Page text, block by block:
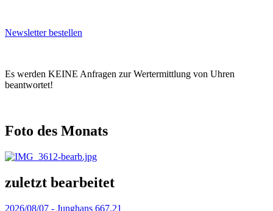
Newsletter bestellen
Es werden KEINE Anfragen zur Wertermittlung von Uhren
beantwortet!
Foto des Monats
zuletzt bearbeitet
2026/08/07 - Junghans 667.21